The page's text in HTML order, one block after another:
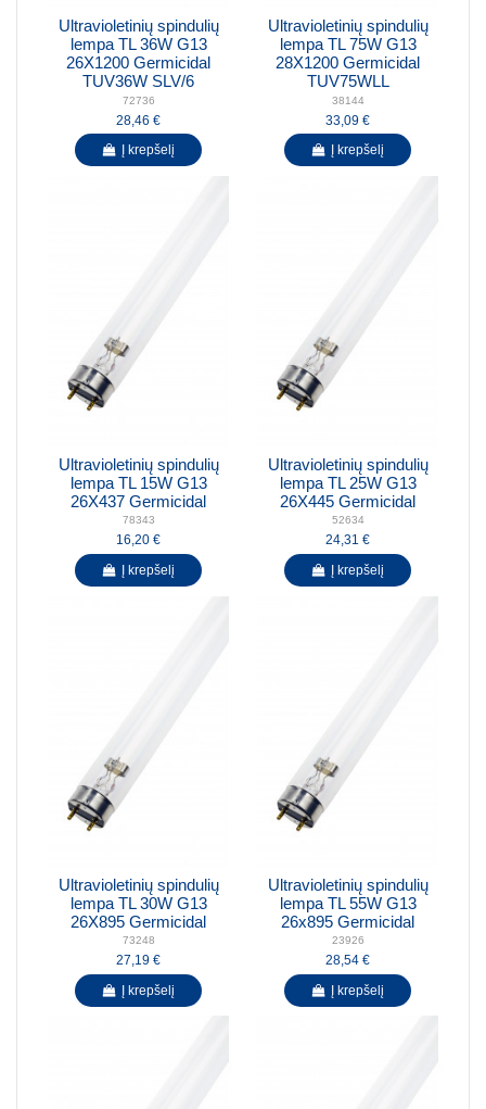
Ultravioletinių spindulių
lempa TL 36W G13
26X1200 Germicidal
TUV36W SLV/6
72736
28,46 €
Į krepšelį
Ultravioletinių spindulių
lempa TL 75W G13
28X1200 Germicidal
TUV75WLL
38144
33,09 €
Į krepšelį
Ultravioletinių spindulių
lempa TL 15W G13
26X437 Germicidal
78343
16,20 €
Į krepšelį
Ultravioletinių spindulių
lempa TL 25W G13
26X445 Germicidal
52634
24,31 €
Į krepšelį
Ultravioletinių spindulių
lempa TL 30W G13
26X895 Germicidal
73248
27,19 €
Į krepšelį
Ultravioletinių spindulių
lempa TL 55W G13
26x895 Germicidal
23926
28,54 €
Į krepšelį